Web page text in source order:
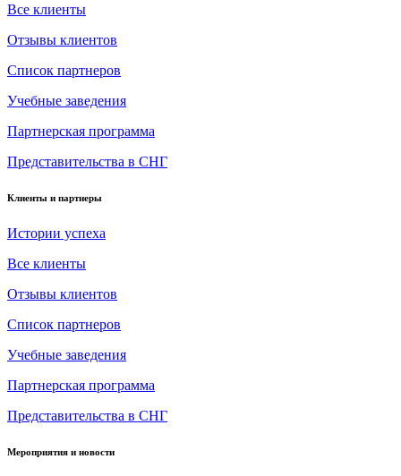
Все клиенты
Отзывы клиентов
Список партнеров
Учебные заведения
Партнерская программа
Представительства в СНГ
Клиенты и партнеры
Истории успеха
Все клиенты
Отзывы клиентов
Список партнеров
Учебные заведения
Партнерская программа
Представительства в СНГ
Мероприятия и новости